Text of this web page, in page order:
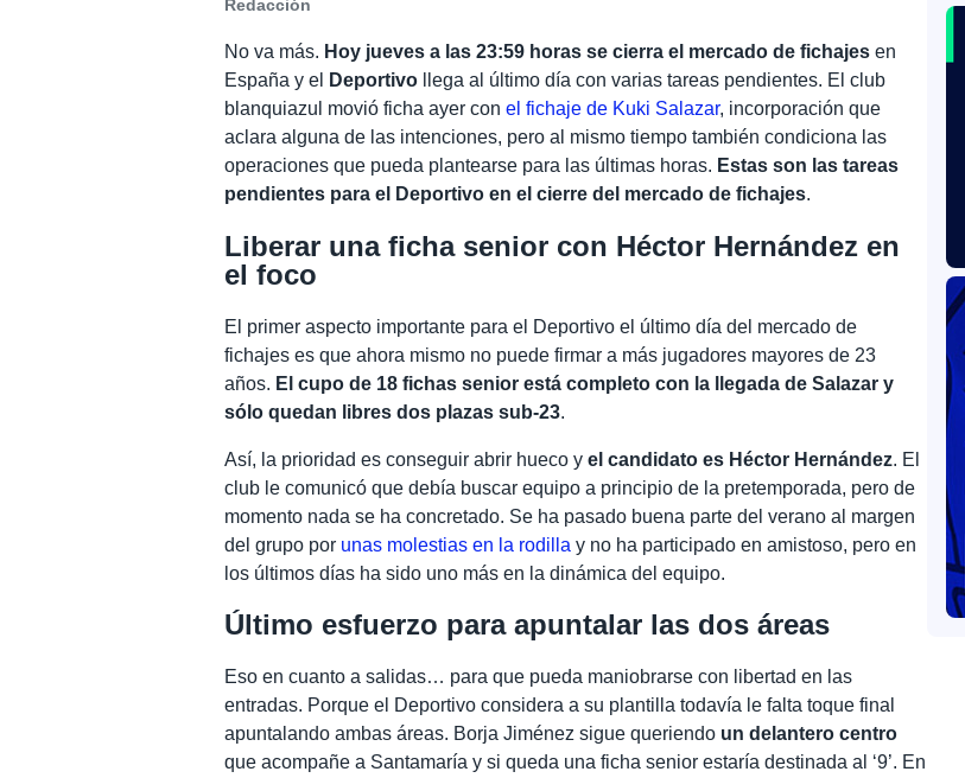
Redacción
No va más. Hoy jueves a las 23:59 horas se cierra el mercado de fichajes en
España y el
Deportivo llega al último día con varias tareas pendientes. El club
blanquiazul movió ficha ayer conel fichaje de Kuki Salazar, incorporación que
aclara alguna de las intenciones, pero al mismo tiempo también condiciona las
operaciones que pueda plantearse para las últimas horas. Estas son las tareas
pendientes para el Deportivo en el cierre del mercado de fichajes.
Liberar una ficha senior con Héctor Hernández en
el foco
El primer aspecto importante para el Deportivo el último día del mercado de
fichajes es que ahora mismo no puede firmar a más jugadores mayores de 23
años. El cupo de 18 fichas senior está completo con la llegada de Salazar y
sólo quedan libres dos plazas sub-23.
Así, la prioridad es conseguir abrir hueco yel candidato es Héctor Hernández. El
club le comunicó que debía buscar equipo a principio de la pretemporada, pero de
momento nada se ha concretado. Se ha pasado buena parte del verano al margen
del grupo por unas molestias en la rodilla y no ha participado en amistoso, pero en
los últimos días ha sido uno más en la dinámica del equipo.
Último esfuerzo para apuntalar las dos áreas
Eso en cuanto a salidas… para que pueda maniobrarse con libertad en las
entradas. Porque el Deportivo considera a su plantilla todavía le falta toque final
apuntalando ambas áreas. Borja Jiménez sigue queriendo un delantero centro
que acompañe a Santamaría y si queda una ficha senior estaría destinada al ‘9’. En